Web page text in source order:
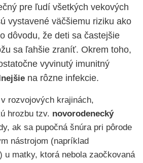
pre ľudí všetkých vekových
vystavené väčšiemu riziku ako
dôvodu, že deti sa častejšie
sa ľahšie zraníť. Okrem toho,
vyvinutý imunitný
na rôzne infekcie.
rozvojových krajinách,
hrozbu tzv. novorodenecký
ak sa pupočná šnúra pri pôrode
nástrojom (napríklad
u matky, ktorá nebola zaočkovaná